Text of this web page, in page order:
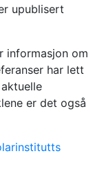
upublisert
informasjon om
har lett
er det også